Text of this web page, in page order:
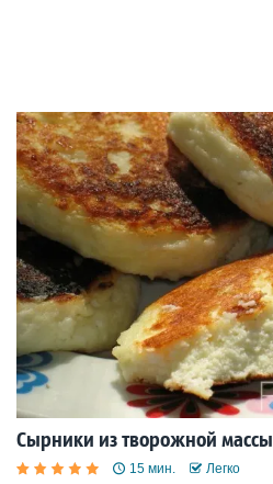
Сырники из творожной массы
15 мин. Легко